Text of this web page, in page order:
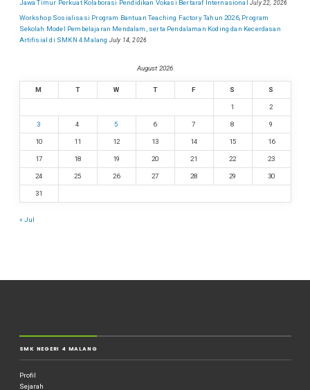
Jawa Timur Perkuat Kolaborasi Pendidikan Vokasi Bertaraf Internasional July 22, 2026
Workshop Sosialisasi Program Bantuan Teaching Factory Tahun 2026, Program
Sekolah Model Pembelajaran Mendalam, serta Pendalaman Koding dan Kecerdasan
Artifisial di SMKN 4 Malang July 14, 2026
August 2026
M T W T F S S
1 2
3 4 5 6 7 8 9
10 11 12 13 14 15 16
17 18 19 20 21 22 23
24 25 26 27 28 29 30
31
« Jul
SMK NEGERI 4 MALANG
Profil
Sejarah